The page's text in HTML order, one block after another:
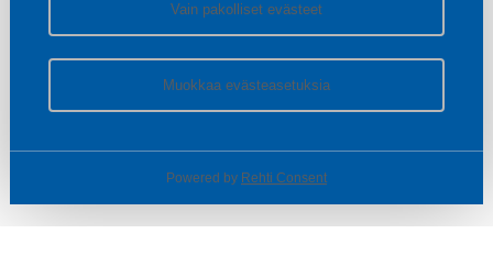
Vain pakolliset evästeet
Muokkaa evästeasetuksia
Powered by Rehti Consent